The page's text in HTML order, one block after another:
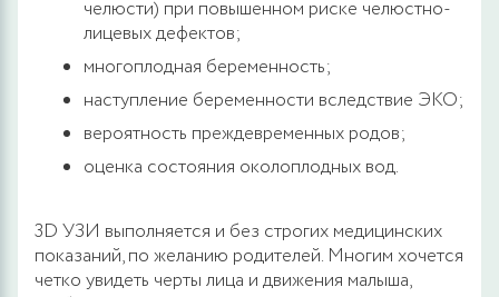
челюсти) при повышенном риске челюстно-
лицевых дефектов;
многоплодная беременность;
наступление беременности вследствие ЭКО;
вероятность преждевременных родов;
оценка состояния околоплодных вод.
3D УЗИ выполняется и без строгих медицинских
показаний, по желанию родителей. Многим хочется
четко увидеть черты лица и движения малыша,